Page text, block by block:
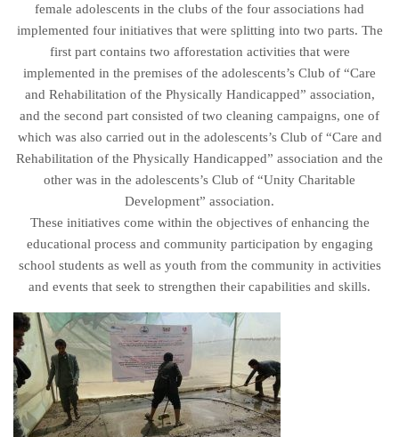
female adolescents in the clubs of the four associations had
implemented four initiatives that were splitting into two parts. The
first part contains two afforestation activities that were
implemented in the premises of the adolescents’s Club of “Care
and Rehabilitation of the Physically Handicapped” association,
and the second part consisted of two cleaning campaigns, one of
which was also carried out in the adolescents’s Club of “Care and
Rehabilitation of the Physically Handicapped” association and the
other was in the adolescents’s Club of “Unity Charitable
Development” association.
These initiatives come within the objectives of enhancing the
educational process and community participation by engaging
school students as well as youth from the community in activities
and events that seek to strengthen their capabilities and skills.